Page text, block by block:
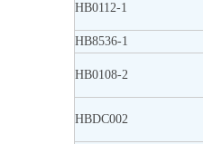
HB0112-1
HB8536-1
HB0108-2
HBDC002